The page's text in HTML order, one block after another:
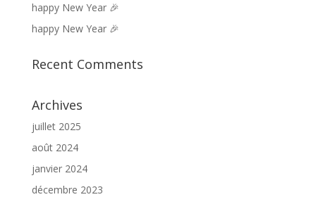
happy New Year 🎉
happy New Year 🎉
Recent Comments
Archives
juillet 2025
août 2024
janvier 2024
décembre 2023